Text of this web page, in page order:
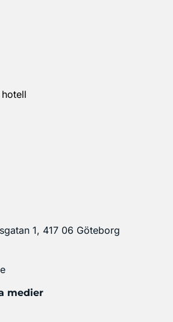
1, 417 06 Göteborg
medier